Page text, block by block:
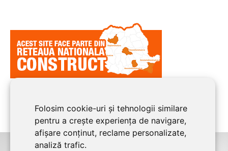
Folosim cookie-uri și tehnologii similare
pentru a crește experiența de navigare,
afișare conținut, reclame personalizate,
analiză trafic.